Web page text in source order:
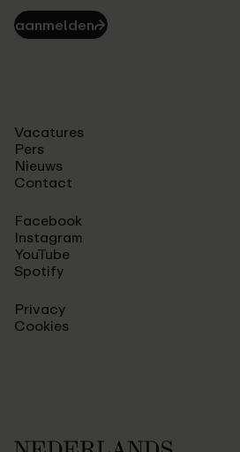
aanmelden⮫
Vacatures
Pers
Nieuws
Contact
Facebook
Instagram
YouTube
Spotify
Privacy
Cookies